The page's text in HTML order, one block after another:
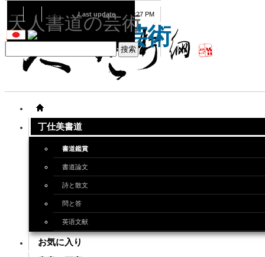
天人書道の芸術
丁仕美書道
書道鑑賞
書道論文
詩と散文
問と答
英语文献
お気に入り
08 09 2026 Last update 08:15:27 PM
天人書道の芸術